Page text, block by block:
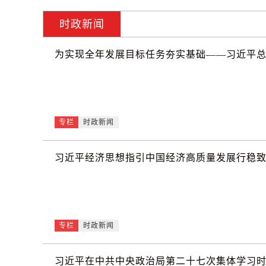
时政新闻
为实现全年发展目标任务夯实基础——习近平
专栏 时政新闻
习近平经济思想指引中国经济高质量发展行稳
专栏 时政新闻
习近平在中共中央政治局第二十七次集体学习